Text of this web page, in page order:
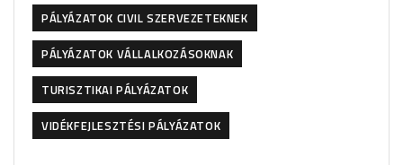
PÁLYÁZATOK CIVIL SZERVEZETEKNEK
PÁLYÁZATOK VÁLLALKOZÁSOKNAK
TURISZTIKAI PÁLYÁZATOK
VIDÉKFEJLESZTÉSI PÁLYÁZATOK